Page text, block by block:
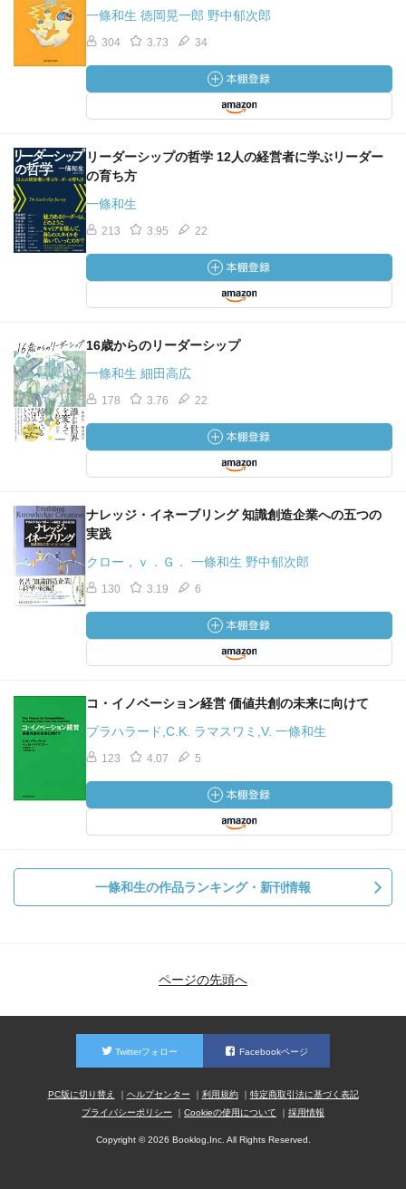
一條和生 徳岡晃一郎 野中郁次郎
304 3.73 34
リーダーシップの哲学 12人の経営者に学ぶリーダー
の育ち方
一條和生
213 3.95 22
16歳からのリーダーシップ
一條和生 細田高広
178 3.76 22
ナレッジ・イネーブリング 知識創造企業への五つの
実践
クロー，ｖ．Ｇ． 一條和生 野中郁次郎
130 3.19 6
コ・イノベーション経営 価値共創の未来に向けて
プラハラード,C.K. ラマスワミ,V. 一條和生
123 4.07 5
一條和生の作品ランキング・新刊情報
ページの先頭へ
Twitterフォロー Facebookページ
PC版に切り替え ヘルプセンター 利用規約
特定商取引法に基づく表記
プライバシーポリシー
Cookieの使用について 採用情報
Copyright © 2026 Booklog,Inc. All Rights Reserved.